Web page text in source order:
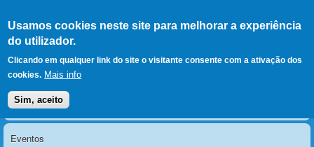
Usamos cookies neste site para melhorar a experiência
do utilizador.
Clicando em qualquer link do site o visitante consente com a ativação dos
cookies. Mais info
Sim, aceito
LERPARAVER , ir para a
página principal
O portal da visão diferente
Menu principal
Notícias
Eventos